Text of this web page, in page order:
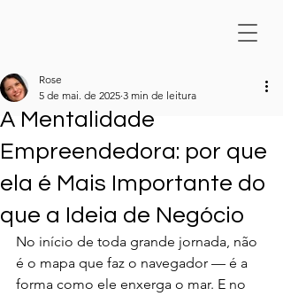
A Mentalidade
Empreendedora: por que
ela é Mais Importante do
que a Ideia de Negócio
Rose
5 de mai. de 2025 3 min de leitura
No início de toda grande jornada, não
é o mapa que faz o navegador — é a
forma como ele enxerga o mar. E no